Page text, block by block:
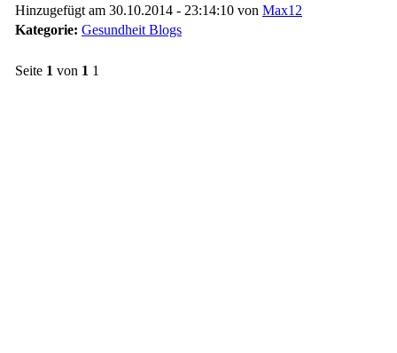
Hinzugefügt am 30.10.2014 - 23:14:10 von Max12
Kategorie: Gesundheit Blogs
Seite 1 von 1 1